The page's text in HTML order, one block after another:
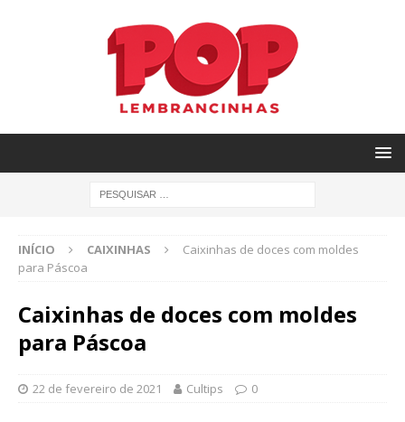
INÍCIO CAIXINHAS
Caixinhas de doces com moldes
para Páscoa
Caixinhas de doces com moldes
para Páscoa
22 de fevereiro de 2021 Cultips 0